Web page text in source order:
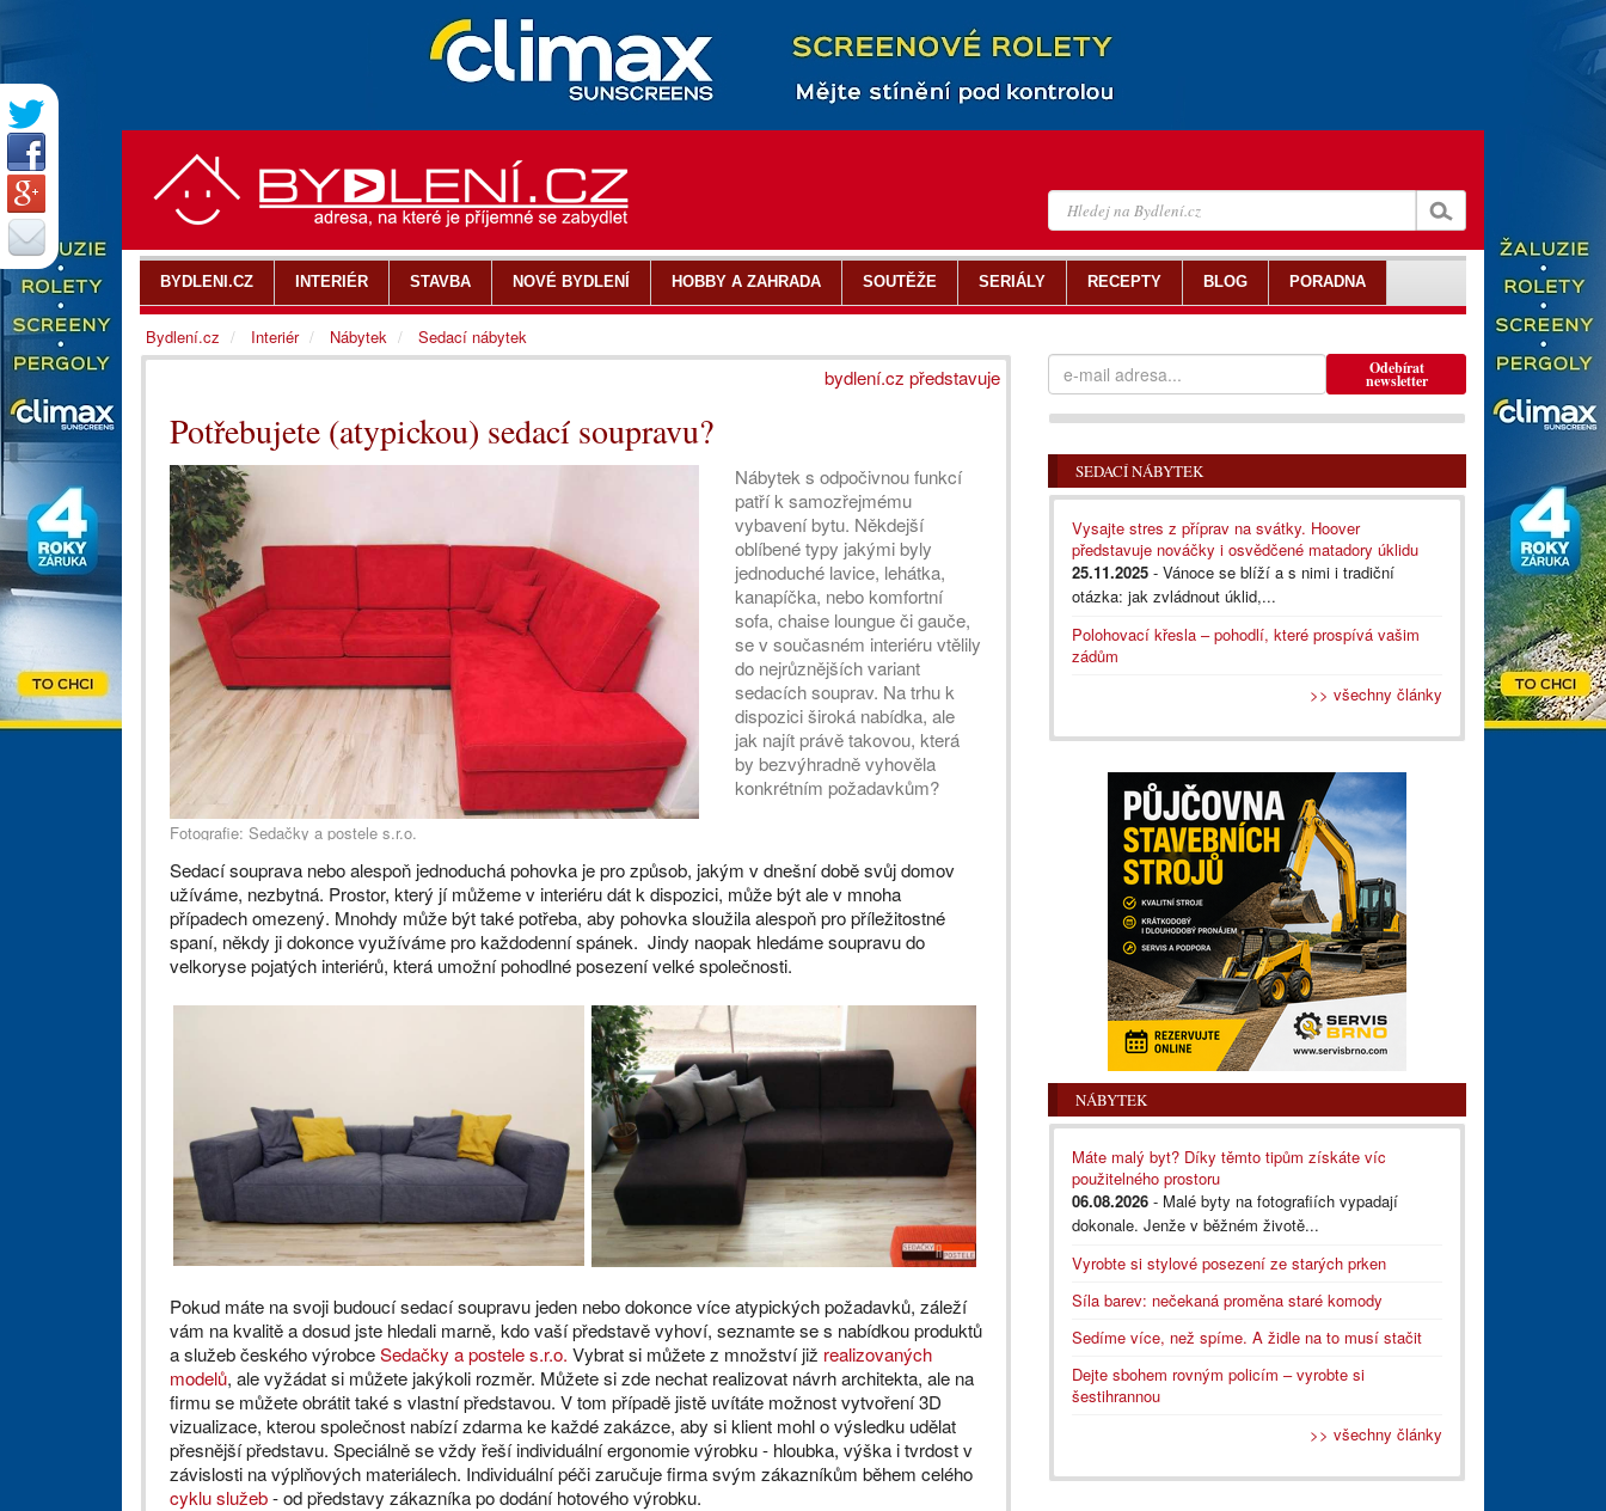
bydlení.cz představuje
Potřebujete (atypickou) sedací soupravu?
Fotografie: Sedačky a postele s.r.o.
Nábytek s odpočivnou funkcí
patří k samozřejmému
vybavení bytu. Někdejší
oblíbené typy jakými byly
jednoduché lavice, lehátka,
kanapíčka, nebo komfortní
sofa, chaise loungue či gauče,
se v současném interiéru vtělily
do nejrůznějších variant
sedacích souprav. Na trhu k
dispozici široká nabídka, ale
jak najít právě takovou, která
by bezvýhradně vyhověla
konkrétním požadavkům?
Sedací souprava nebo alespoň jednoduchá pohovka je pro způsob, jakým v dnešní době svůj domov
užíváme, nezbytná. Prostor, který jí můžeme v interiéru dát k dispozici, může být ale v mnoha
případech omezený. Mnohdy může být také potřeba, aby pohovka sloužila alespoň pro příležitostné
spaní, někdy ji dokonce využíváme pro každodenní spánek. Jindy naopak hledáme soupravu do
velkoryse pojatých interiérů, která umožní pohodlné posezení velké společnosti.
Pokud máte na svoji budoucí sedací soupravu jeden nebo dokonce více atypických požadavků, záleží
vám na kvalitě a dosud jste hledali marně, kdo vaší představě vyhoví, seznamte se s nabídkou produktů
a služeb českého výrobceSedačky a postele s.r.o. Vybrat si můžete z množství již realizovaných
modelů, ale vyžádat si můžete jakýkoli rozměr. Můžete si zde nechat realizovat návrh architekta, ale na
firmu se můžete obrátit také s vlastní představou. V tom případě jistě uvítáte možnost vytvoření 3D
vizualizace, kterou společnost nabízí zdarma ke každé zakázce, aby si klient mohl o výsledku udělat
přesnější představu. Speciálně se vždy řeší individuální ergonomie výrobku - hloubka, výška i tvrdost v
závislosti na výplňových materiálech. Individuální péči zaručuje firma svým zákazníkům během celého
cyklu služeb- od představy zákazníka po dodání hotového výrobku.
Odebírat
newsletter
SEDACÍ NÁBYTEK
Vysajte stres z příprav na svátky. Hoover
představuje nováčky i osvědčené matadory úklidu
25.11.2025 - Vánoce se blíží a s nimi i tradiční
otázka: jak zvládnout úklid,...
Polohovací křesla – pohodlí, které prospívá vašim
zádům
>> všechny články
NÁBYTEK
Máte malý byt? Díky těmto tipům získáte víc
použitelného prostoru
06.08.2026 - Malé byty na fotografiích vypadají
dokonale. Jenže v běžném životě...
Vyrobte si stylové posezení ze starých prken
Síla barev: nečekaná proměna staré komody
Sedíme více, než spíme. A židle na to musí stačit
Dejte sbohem rovným policím – vyrobte si
šestihrannou
>> všechny články
BYDLENI.CZ INTERIÉR STAVBA NOVÉ BYDLENÍ HOBBY A ZAHRADA SOUTĚŽE SERIÁLY RECEPTY BLOG PORADNA
Bydlení.cz Interiér Nábytek Sedací nábytek